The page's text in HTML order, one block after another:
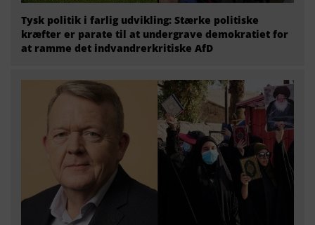
Tysk politik i farlig udvikling: Stærke politiske
kræfter er parate til at undergrave demokratiet for
at ramme det indvandrerkritiske AfD